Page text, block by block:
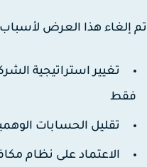
إلغاء هذا العرض لأسباب
تغيير استراتيجية
تقليل الحسابات
الاعتماد على نظام